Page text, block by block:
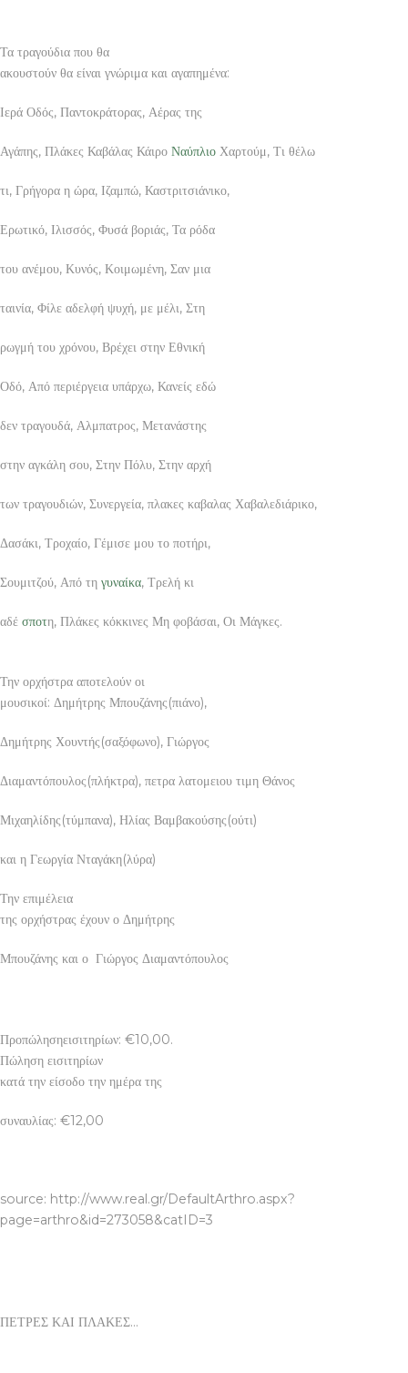
Τα τραγούδια που θα
ακουστούν θα είναι γνώριμα και αγαπημένα:
Ιερά Οδός, Παντοκράτορας, Αέρας της
Αγάπης, Πλάκες Καβάλας Κάιρο Ναύπλιο Χαρτούμ, Τι θέλω
τι, Γρήγορα η ώρα, Ιζαμπώ, Καστριτσιάνικο,
Ερωτικό, Ιλισσός, Φυσά βοριάς, Τα ρόδα
του ανέμου, Κυνός, Κοιμωμένη, Σαν μια
ταινία, Φίλε αδελφή ψυχή, με μέλι, Στη
ρωγμή του χρόνου, Βρέχει στην Εθνική
Οδό, Από περιέργεια υπάρχω, Κανείς εδώ
δεν τραγουδά, Αλμπατρος, Μετανάστης
στην αγκάλη σου, Στην Πόλυ, Στην αρχή
των τραγουδιών, Συνεργεία, πλακες καβαλας Χαβαλεδιάρικο,
Δασάκι, Τροχαίο, Γέμισε μου το ποτήρι,
Σουμιτζού, Από τη γυναίκα, Τρελή κι
αδέ σποτη, Πλάκες κόκκινες Μη φοβάσαι, Οι Μάγκες.
Την ορχήστρα αποτελούν οι
μουσικοί: Δημήτρης Μπουζάνης(πιάνο),
Δημήτρης Χουντής(σαξόφωνο), Γιώργος
Διαμαντόπουλος(πλήκτρα), πετρα λατομειου τιμη Θάνος
Μιχαηλίδης(τύμπανα), Ηλίας Βαμβακούσης(ούτι)
και η Γεωργία Νταγάκη(λύρα)
Την επιμέλεια
της ορχήστρας έχουν ο Δημήτρης
Μπουζάνης και ο Γιώργος Διαμαντόπουλος
Προπώλησηεισιτηρίων: €10,00.
Πώληση εισιτηρίων
κατά την είσοδο την ημέρα της
συναυλίας: €12,00
source: http://www.real.gr/DefaultArthro.aspx?
page=arthro&id=273058&catID=3
ΠΕΤΡΕΣ ΚΑΙ ΠΛΑΚΕΣ…